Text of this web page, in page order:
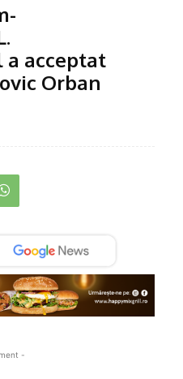
a acceptat
Orban
-